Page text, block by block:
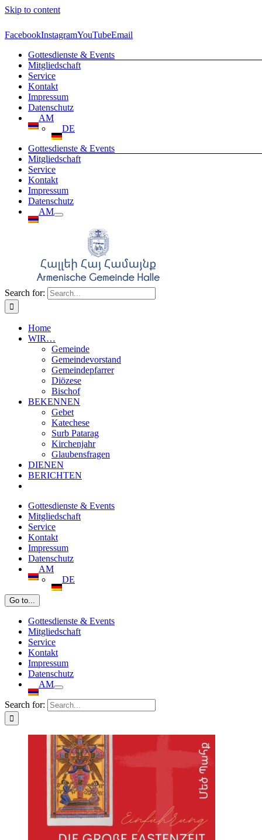
Skip to content
FacebookInstagramYouTubeEmail
Gottesdienste & Events
Mitgliedschaft
Service
Kontakt
Impressum
Datenschutz
AM
DE
Gottesdienste & Events
Mitgliedschaft
Service
Kontakt
Impressum
Datenschutz
AM
Search for:
Home
WIR…
Gemeinde
Gemeindevorstand
Gemeindepfarrer
Diözese
Bischof
BEKENNEN
Gebet
Katechese
Surb Patarag
Kirchenjahr
Glaubensfragen
DIENEN
BERICHTEN
Gottesdienste & Events
Mitgliedschaft
Service
Kontakt
Impressum
Datenschutz
AM
DE
Go to...
Gottesdienste & Events
Mitgliedschaft
Service
Kontakt
Impressum
Datenschutz
AM
Search for: